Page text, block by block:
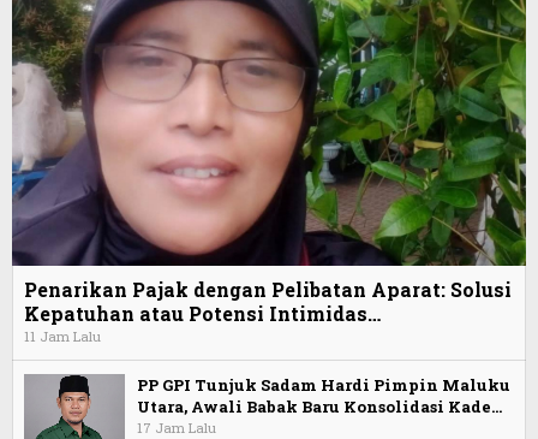
Penarikan Pajak dengan Pelibatan Aparat: Solusi
Kepatuhan atau Potensi Intimidas…
11 Jam Lalu
PP GPI Tunjuk Sadam Hardi Pimpin Maluku
Utara, Awali Babak Baru Konsolidasi Kade…
17 Jam Lalu